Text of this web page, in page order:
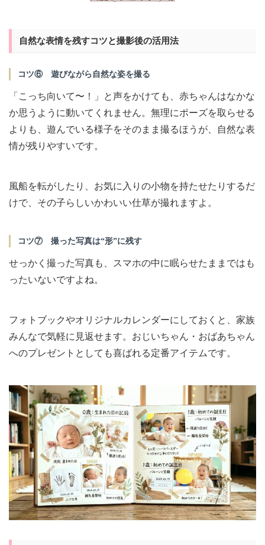
自然な表情を残すコツと撮影後の活用法
コツ⑥ 遊びながら自然な姿を撮る
「こっち向いて〜！」と声をかけても、赤ちゃんはなかな
か思うように動いてくれません。無理にポーズを取らせる
よりも、遊んでいる様子をそのまま撮るほうが、自然な表
情が残りやすいです。
風船を転がしたり、お気に入りの小物を持たせたりするだ
けで、その子らしいかわいい仕草が撮れますよ。
コツ⑦ 撮った写真は“形”に残す
せっかく撮った写真も、スマホの中に眠らせたままではも
ったいないですよね。
フォトブックやオリジナルカレンダーにしておくと、家族
みんなで気軽に見返せます。おじいちゃん・おばあちゃん
へのプレゼントとしても喜ばれる定番アイテムです。